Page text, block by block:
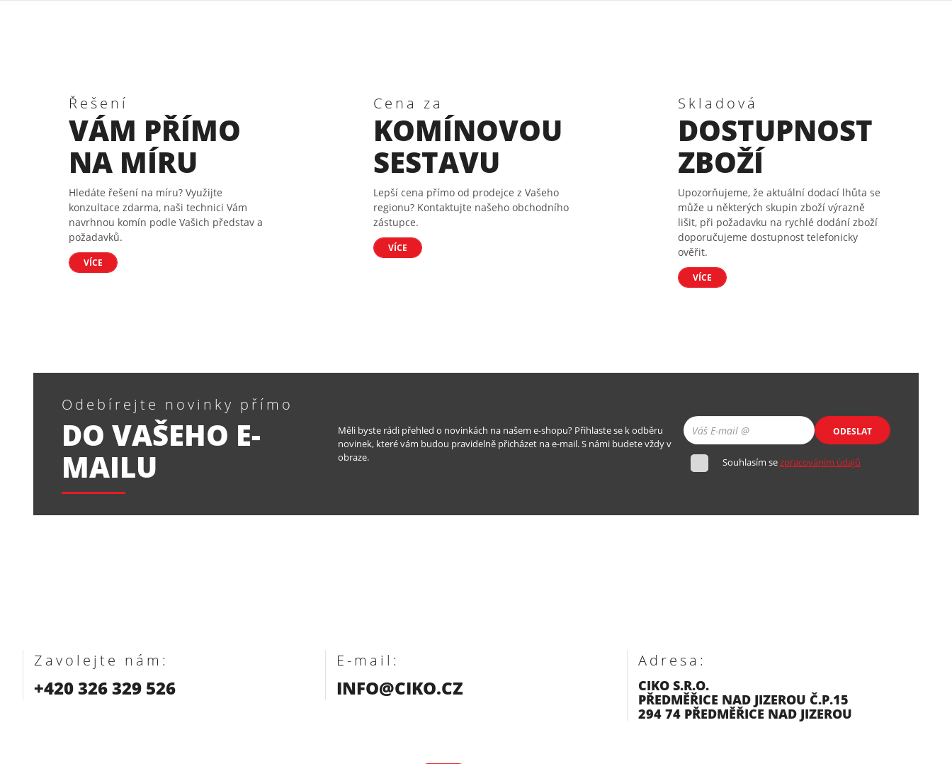
Řešení
VÁM PŘÍMO
NA MÍRU
Hledáte řešení na míru? Využijte
konzultace zdarma, naši technici Vám
navrhnou komín podle Vašich představ a
požadavků.
VÍCE
Cena za
KOMÍNOVOU
SESTAVU
Lepší cena přímo od prodejce z Vašeho
regionu? Kontaktujte našeho obchodního
zástupce.
VÍCE
Skladová
DOSTUPNOST
ZBOŽÍ
Upozorňujeme, že aktuální dodací lhůta se
může u některých skupin zboží výrazně
lišit, při požadavku na rychlé dodání zboží
doporučujeme dostupnost telefonicky
ověřit.
VÍCE
Odebírejte novinky přímo
DO VAŠEHO E-
MAILU
Měli byste rádi přehled o novinkách na našem e-shopu? Přihlaste se k odběru
novinek, které vám budou pravidelně přicházet na e-mail. S námi budete vždy v
obraze.
ODESLAT
Souhlasím sezpracováním údajů
Zavolejte nám:
+420 326 329 526
E-mail:
INFO@CIKO.CZ
Adresa:
CIKO S.R.O.
PŘEDMĚŘICE NAD JIZEROU Č.P.15
294 74 PŘEDMĚŘICE NAD JIZEROU